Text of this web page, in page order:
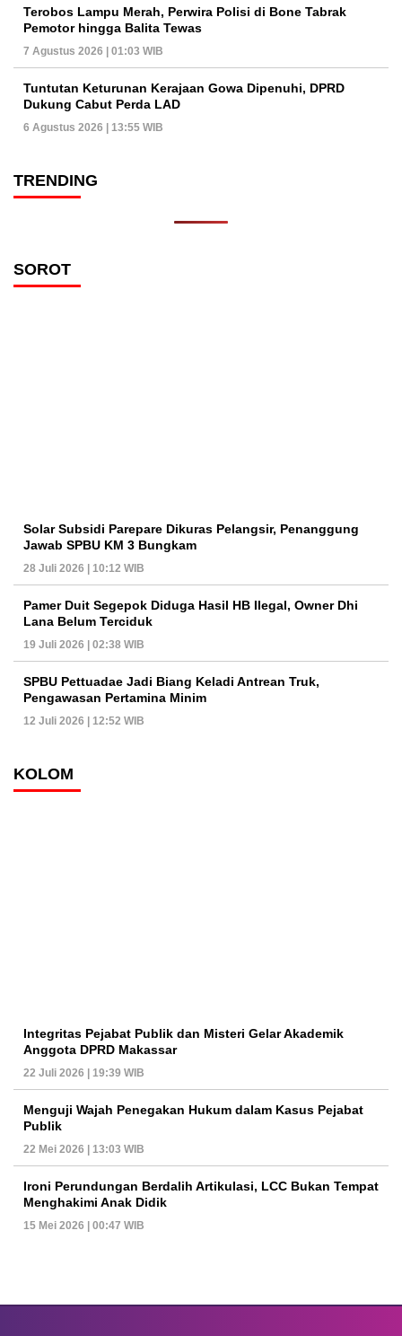
Terobos Lampu Merah, Perwira Polisi di Bone Tabrak
Pemotor hingga Balita Tewas
7 Agustus 2026 | 01:03 WIB
Tuntutan Keturunan Kerajaan Gowa Dipenuhi, DPRD
Dukung Cabut Perda LAD
6 Agustus 2026 | 13:55 WIB
TRENDING
SOROT
Solar Subsidi Parepare Dikuras Pelangsir, Penanggung
Jawab SPBU KM 3 Bungkam
28 Juli 2026 | 10:12 WIB
Pamer Duit Segepok Diduga Hasil HB Ilegal, Owner Dhi
Lana Belum Terciduk
19 Juli 2026 | 02:38 WIB
SPBU Pettuadae Jadi Biang Keladi Antrean Truk,
Pengawasan Pertamina Minim
12 Juli 2026 | 12:52 WIB
KOLOM
Integritas Pejabat Publik dan Misteri Gelar Akademik
Anggota DPRD Makassar
22 Juli 2026 | 19:39 WIB
Menguji Wajah Penegakan Hukum dalam Kasus Pejabat
Publik
22 Mei 2026 | 13:03 WIB
Ironi Perundungan Berdalih Artikulasi, LCC Bukan Tempat
Menghakimi Anak Didik
15 Mei 2026 | 00:47 WIB